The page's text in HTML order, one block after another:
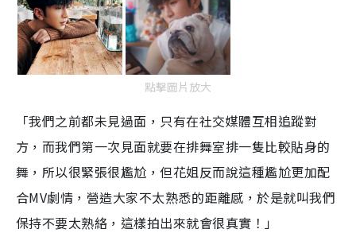
點擊圖片放大
「我們之前都未見過面，只有在社交媒體互相追蹤對
方，而我們第一次見面就要在排舞室排一隻比較貼身的
舞，所以很緊張很尷尬，但花姐反而說這種尷尬更加配
合MV劇情，營造大家不太熟悉的距離感，於是就叫我們
保持不要太熟絡，這樣拍出來就會很真實！」